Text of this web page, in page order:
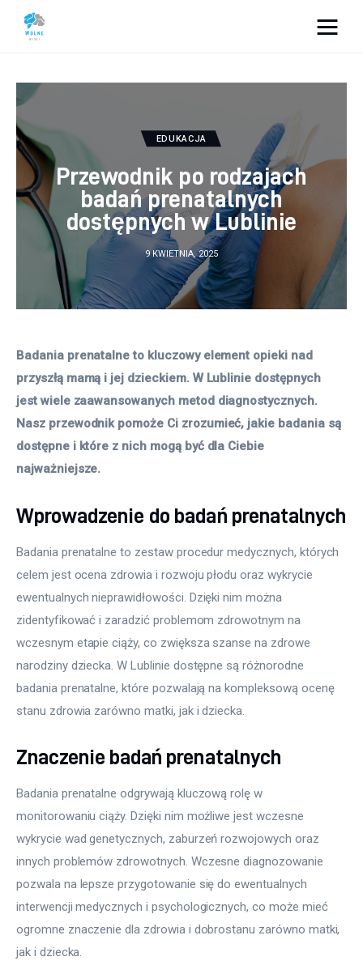
Biznes
Dom i ogród
Uroda
Zdrowie
Więcej
EDUKACJA
Przewodnik po rodzajach
badań prenatalnych
dostępnych w Lublinie
9 KWIETNIA, 2025
Badania prenatalne to kluczowy element opieki nad
przyszłą mamą i jej dzieckiem. W Lublinie dostępnych
jest wiele zaawansowanych metod diagnostycznych.
Nasz przewodnik pomoże Ci zrozumieć, jakie badania są
dostępne i które z nich mogą być dla Ciebie
najważniejsze.
Wprowadzenie do badań prenatalnych
Badania prenatalne to zestaw procedur medycznych, których
celem jest ocena zdrowia i rozwoju płodu oraz wykrycie
ewentualnych nieprawidłowości. Dzięki nim można
zidentyfikować i zaradzić problemom zdrowotnym na
wczesnym etapie ciąży, co zwiększa szanse na zdrowe
narodziny dziecka. W Lublinie dostępne są różnorodne
badania prenatalne, które pozwalają na kompleksową ocenę
stanu zdrowia zarówno matki, jak i dziecka.
Znaczenie badań prenatalnych
Badania prenatalne odgrywają kluczową rolę w
monitorowaniu ciąży. Dzięki nim możliwe jest wczesne
wykrycie wad genetycznych, zaburzeń rozwojowych oraz
innych problemów zdrowotnych. Wczesne diagnozowanie
pozwala na lepsze przygotowanie się do ewentualnych
interwencji medycznych i psychologicznych, co może mieć
ogromne znaczenie dla zdrowia i dobrostanu zarówno matki,
jak i dziecka.